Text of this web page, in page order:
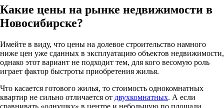
Какие цены на рынке недвижимости в
Новосибирске?
Имейте в виду, что цены на долевое строительство намного
ниже цен уже сданных в эксплуатацию объектов недвижимости,
однако этот вариант не подходит тем, для кого весомую роль
играет фактор быстроты приобретения жилья.
Что касается готового жилья, то стоимость однокомнатных
квартир не сильно отличается от двухкомнатных. А если
сравнивать «однушку» в центре и небольшую по площади